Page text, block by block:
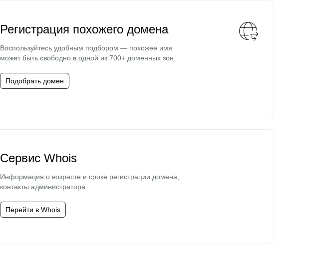
Регистрация похожего домена
Воспользуйтесь удобным подбором — похожее имя
может быть свободно в одной из 700+ доменных зон.
Подобрать домен
Сервис Whois
Информация о возрасте и сроке регистрации домена,
контакты администратора.
Перейти в Whois